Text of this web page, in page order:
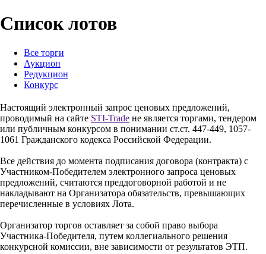
Список лотов
Все торги
Аукцион
Редукцион
Конкурс
Настоящий электронный запрос ценовых предложений,
проводимый на сайте STI-Trade не является торгами, тендером
или публичным конкурсом в понимании ст.ст. 447-449, 1057-
1061 Гражданского кодекса Российской Федерации.
Все действия до момента подписания договора (контракта) с
Участником-Победителем электронного запроса ценовых
предложений, считаются преддоговорной работой и не
накладывают на Организатора обязательств, превышающих
перечисленные в условиях Лота.
Организатор торгов оставляет за собой право выбора
Участника-Победителя, путем коллегиального решения
конкурсной комиссии, вне зависимости от результатов ЭТП.